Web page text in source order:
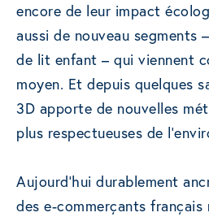
encore de leur impact
aussi de nouveau segments
de lit enfant – qui viennent
moyen. Et depuis quelques
3D apporte de nouvelles
plus respectueuses de
Aujourd’hui durablement
des e-commerçants français